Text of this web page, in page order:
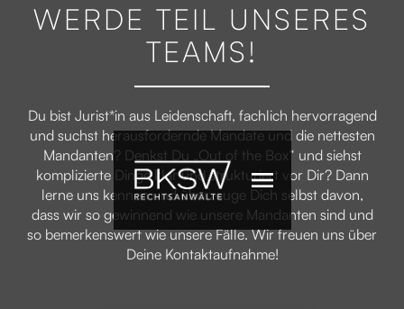
WERDE TEIL UNSERES
TEAMS!
Du bist Jurist*in aus Leidenschaft, fachlich hervorragend
und suchst herausfordernde Mandate und die nettesten
Mandanten? Denkst Du „Out of the Box“ und siehst
komplizierte Dinge klar und strukturiert vor Dir? Dann
lerne uns kennen und überzeuge Dich selbst davon,
dass wir so gewinnend wie unsere Mandanten sind und
so bemerkenswert wie unsere Fälle. Wir freuen uns über
Deine Kontaktaufnahme!